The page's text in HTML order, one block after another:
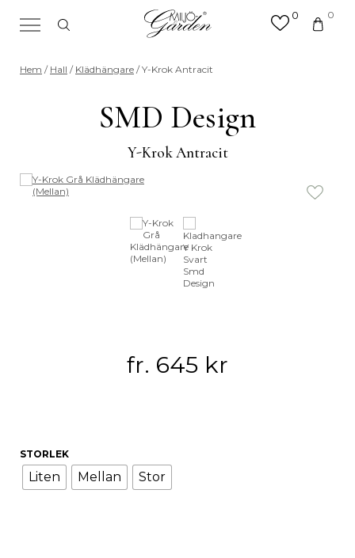
0 0
Sök efter valfri produkt eller
kategori
Hem / Hall / Klädhängare / Y-Krok Antracit
SMD Design
Y-Krok Antracit
fr. 645 kr
STORLEK
Liten Mellan Stor